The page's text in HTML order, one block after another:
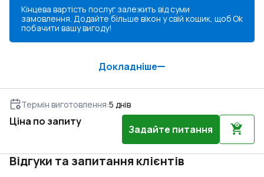
Кінцева вартість послуг залежить від суми
замовлення. Додайте більше вікон у свій кошик, щоб
побачити вашу вигоду!
Ok
Докладніше
Термін виготовлення:5 днів
Ціна по запиту
Задайте питання
Відгуки та запитання клієнтів